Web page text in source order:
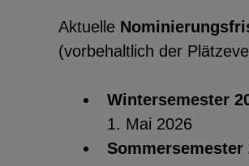
Aktuelle
(vorbehaltlich der
Wintersemester
1. Mai 2026
Sommersemester
YouTube
ChatBot